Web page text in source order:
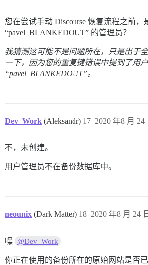
您在尝试手动 Discourse 恢复流程之前，
“pavel_BLANKEDOUT” 的管理员？
我猜测这可能不是问题所在，只是出于
一下，因为您的重复键错误中提到了用户
“pavel_BLANKEDOUT”。
Dev_Work (Aleksandr) 2020 年8 月 24
17
不，未创建。
用户管理员不在备份数据库中。
neounix (Dark Matter) 2020 年8 月 24
18
嘿 @Dev_Work
你正在使用的备份所在的原始网站是否已